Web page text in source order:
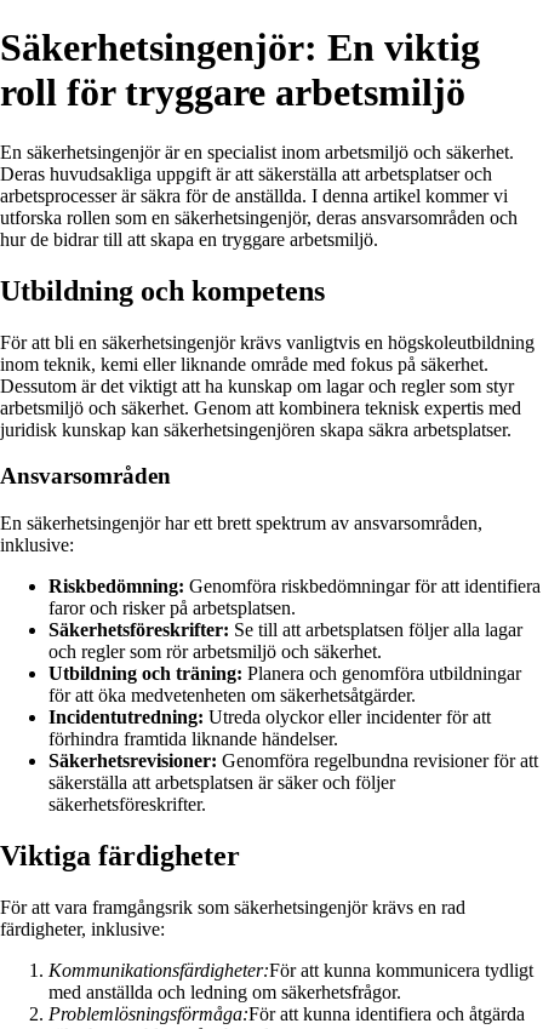
Säkerhetsingenjör: En viktig
roll för tryggare arbetsmiljö
En säkerhetsingenjör är en specialist inom arbetsmiljö och säkerhet.
Deras huvudsakliga uppgift är att säkerställa att arbetsplatser och
arbetsprocesser är säkra för de anställda. I denna artikel kommer vi
utforska rollen som en säkerhetsingenjör, deras ansvarsområden och
hur de bidrar till att skapa en tryggare arbetsmiljö.
Utbildning och kompetens
För att bli en säkerhetsingenjör krävs vanligtvis en högskoleutbildning
inom teknik, kemi eller liknande område med fokus på säkerhet.
Dessutom är det viktigt att ha kunskap om lagar och regler som styr
arbetsmiljö och säkerhet. Genom att kombinera teknisk expertis med
juridisk kunskap kan säkerhetsingenjören skapa säkra arbetsplatser.
Ansvarsområden
En säkerhetsingenjör har ett brett spektrum av ansvarsområden,
inklusive:
Riskbedömning: Genomföra riskbedömningar för att identifiera
faror och risker på arbetsplatsen.
Säkerhetsföreskrifter: Se till att arbetsplatsen följer alla lagar
och regler som rör arbetsmiljö och säkerhet.
Utbildning och träning: Planera och genomföra utbildningar
för att öka medvetenheten om säkerhetsåtgärder.
Incidentutredning: Utreda olyckor eller incidenter för att
förhindra framtida liknande händelser.
Säkerhetsrevisioner: Genomföra regelbundna revisioner för att
säkerställa att arbetsplatsen är säker och följer
säkerhetsföreskrifter.
Viktiga färdigheter
För att vara framgångsrik som säkerhetsingenjör krävs en rad
färdigheter, inklusive:
Kommunikationsfärdigheter:För att kunna kommunicera tydligt
med anställda och ledning om säkerhetsfrågor.
Problemlösningsförmåga:För att kunna identifiera och åtgärda